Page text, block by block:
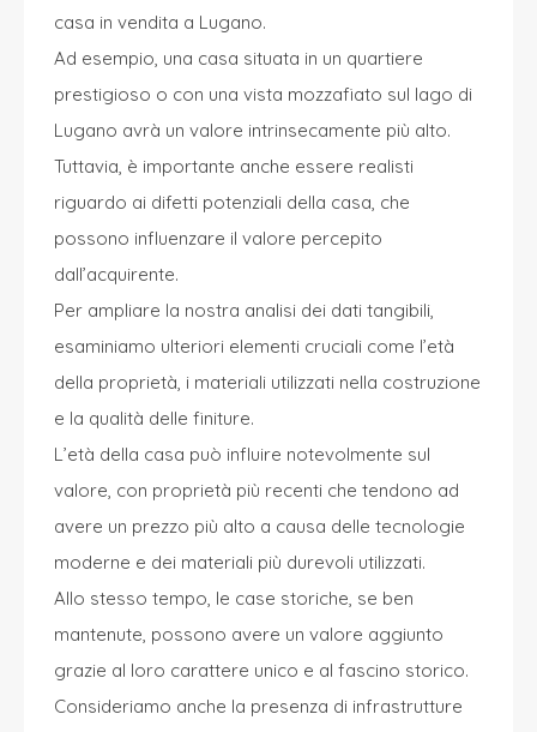
casa in vendita a Lugano.
Ad esempio, una casa situata in un quartiere
prestigioso o con una vista mozzafiato sul lago di
Lugano avrà un valore intrinsecamente più alto.
Tuttavia, è importante anche essere realisti
riguardo ai difetti potenziali della casa, che
possono influenzare il valore percepito
dall’acquirente.
Per ampliare la nostra analisi dei dati tangibili,
esaminiamo ulteriori elementi cruciali come l’età
della proprietà, i materiali utilizzati nella costruzione
e la qualità delle finiture.
L’età della casa può influire notevolmente sul
valore, con proprietà più recenti che tendono ad
avere un prezzo più alto a causa delle tecnologie
moderne e dei materiali più durevoli utilizzati.
Allo stesso tempo, le case storiche, se ben
mantenute, possono avere un valore aggiunto
grazie al loro carattere unico e al fascino storico.
Consideriamo anche la presenza di infrastrutture